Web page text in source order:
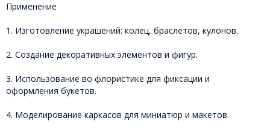
Применение
1. Изготовление украшений: колец, браслетов, кулонов.
2. Создание декоративных элементов и фигур.
3. Использование во флористике для фиксации и
оформления букетов.
4. Моделирование каркасов для миниатюр и макетов.